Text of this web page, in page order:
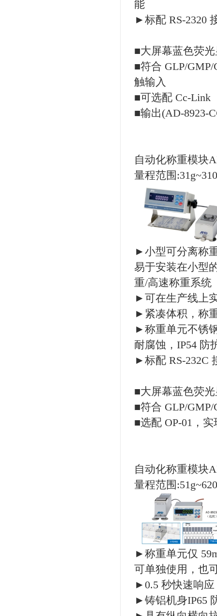
能
►标配 RS-2320
■大屏幕蓝色荧
■符合 GLP/
触输入
■可选配 Cc-Link
■输出(AD-8923-
自动化称重模块
量程范围
►小型可分离称
易于安装在小型
重/高速称重系统
►可在生产线上
►紧凑体积，称
►称重单元不锈
耐腐蚀，IP54 防
►标配 RS-232C
■大屏幕蓝色荧
■符合 GLP/GMP/
■选配 OP-01，
自动化称重模块
量程范围
►称重单元仅
可单独使用，也
►0.5 秒快速响
►铸铝机身IP65